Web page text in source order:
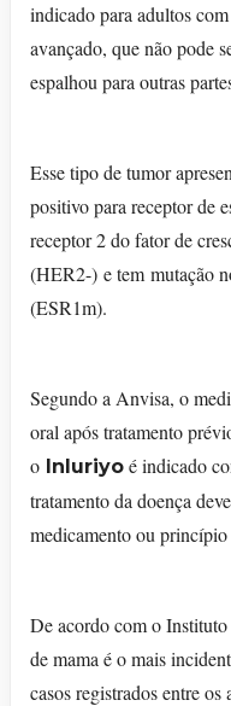
indicado para adultos
avançado, que não pode
espalhou para outras
Esse tipo de tumor
positivo para receptor de
receptor 2 do fator de
(HER2-) e tem mutação
(ESR1m).
Segundo a Anvisa, o
oral após tratamento
o Inluriyo é indicado
tratamento da doença
medicamento ou
De acordo com o
de mama é o mais
casos registrados entre